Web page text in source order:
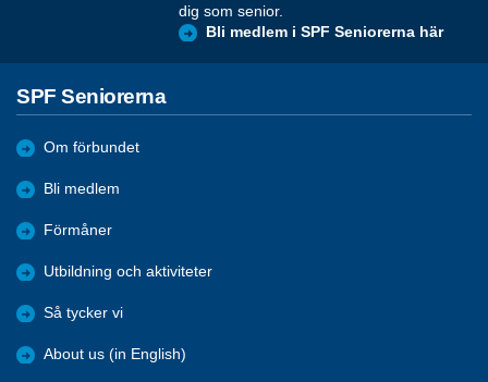
dig som senior.
Bli medlem i SPF Seniorerna här
SPF Seniorerna
Om förbundet
Bli medlem
Förmåner
Utbildning och aktiviteter
Så tycker vi
About us (in English)